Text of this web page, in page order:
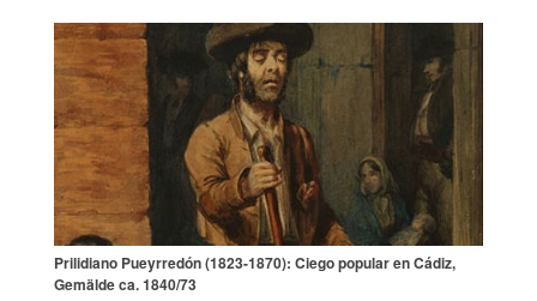
Prilidiano Pueyrredón (1823-1870): Ciego popular en Cádiz,
Gemälde ca. 1840/73